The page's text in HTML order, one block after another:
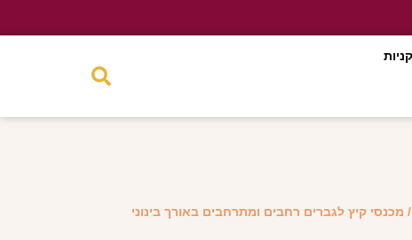
/ מכנסי קיץ לגברים רחבים ומתרחבים באורך בינוני